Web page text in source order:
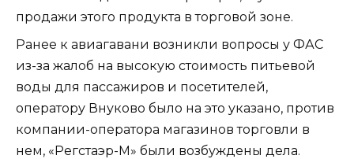
продажи этого продукта в торговой зоне.
Ранее к авиагавани возникли вопросы у ФАС
из-за жалоб на высокую стоимость питьевой
воды для пассажиров и посетителей,
оператору Внуково было на это указано, против
компании-оператора магазинов торговли в
нем, «Регстаэр-М» были возбуждены дела.